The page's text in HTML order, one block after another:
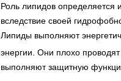
Роль липидов определяется
вследствие своей
Липиды выполняют
энергии. Они плохо проводят
выполняют защитную